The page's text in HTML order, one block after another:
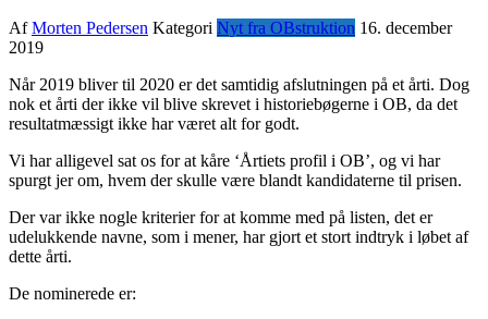
AfMorten Pedersen Kategori Nyt fra OBstruktion 16. december
2019
Når 2019 bliver til 2020 er det samtidig afslutningen på et årti. Dog
nok et årti der ikke vil blive skrevet i historiebøgerne i OB, da det
resultatmæssigt ikke har været alt for godt.
Vi har alligevel sat os for at kåre ‘Årtiets profil i OB’, og vi har
spurgt jer om, hvem der skulle være blandt kandidaterne til prisen.
Der var ikke nogle kriterier for at komme med på listen, det er
udelukkende navne, som i mener, har gjort et stort indtryk i løbet af
dette årti.
De nominerede er: